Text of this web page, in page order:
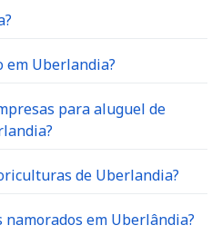
em Uberlandia?
para aluguel de
de Uberlandia?
namorados em Uberlândia?